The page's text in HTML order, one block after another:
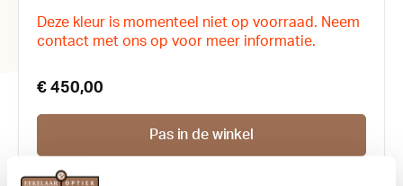
Deze kleur is momenteel niet op voorraad. Neem
contact met ons op voor meer informatie.
€ 450,00
Pas in de winkel